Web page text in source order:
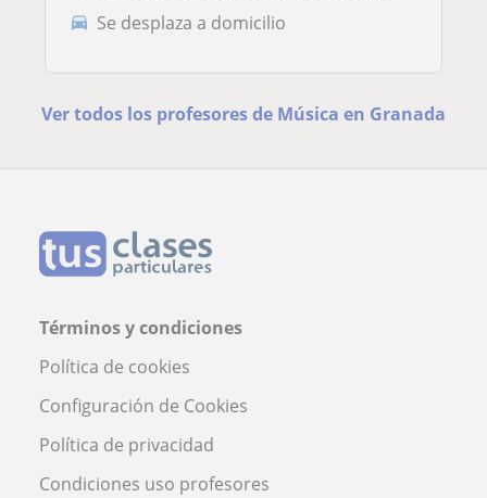
Se desplaza a domicilio
Ver todos los profesores de Música en Granada
Términos y condiciones
Política de cookies
Configuración de Cookies
Política de privacidad
Condiciones uso profesores